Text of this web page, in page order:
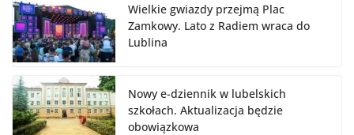
Wielkie gwiazdy przejmą Plac
Zamkowy. Lato z Radiem wraca do
Lublina
Nowy e-dziennik w lubelskich
szkołach. Aktualizacja będzie
obowiązkowa